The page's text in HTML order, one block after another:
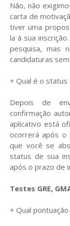
Não, não
carta de
tiver uma
la à sua
pesquisa, mas
candidaturas
+ Qual é o status
Depois de
confirmação
aplicativo está
ocorrerá após o
que você se
status de sua
após o prazo de
Testes GRE,
+ Qual